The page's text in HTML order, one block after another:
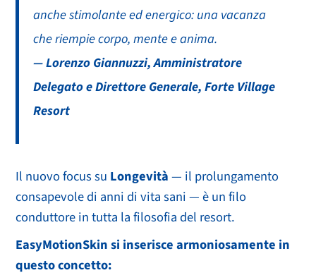
anche stimolante ed energico: una vacanza
che riempie corpo, mente e anima.
— Lorenzo Giannuzzi, Amministratore
Delegato e Direttore Generale, Forte Village
Resort
Il nuovo focus su Longevità— il prolungamento
consapevole di anni di vita sani — è un filo
conduttore in tutta la filosofia del resort.
EasyMotionSkin si inserisce armoniosamente in
questo concetto: